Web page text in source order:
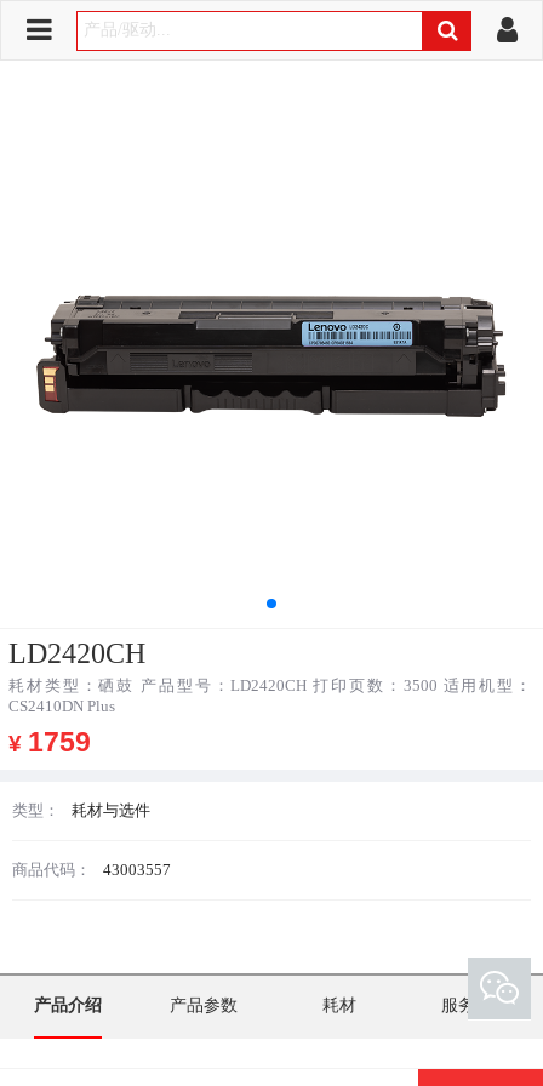
LD2420CH
耗材类型：硒鼓 产品型号：LD2420CH 打印页数：3500 适用机型：
CS2410DN Plus
¥ 1759
类型： 耗材与选件
商品代码： 43003557
产品介绍 产品参数 耗材 服务支持